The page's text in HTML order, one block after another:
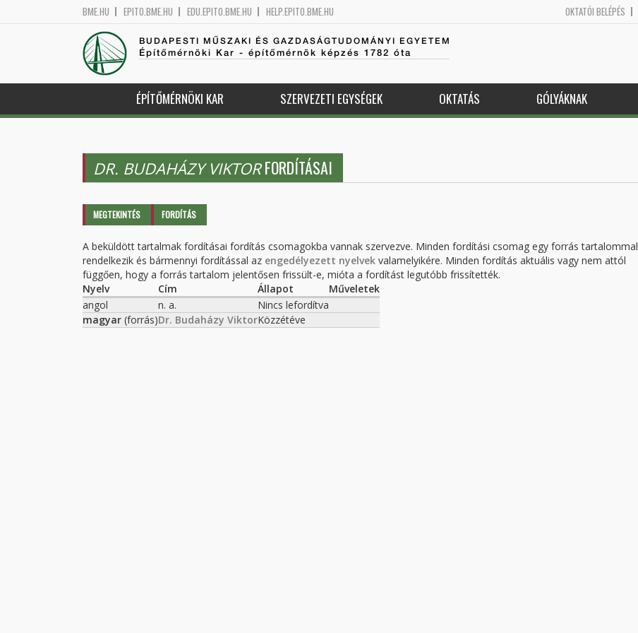
BME.HU EPITO.BME.HU EDU.EPITO.BME.HU HELP.EPITO.BME.HU OKTATÓI BELÉPÉS
BUDAPESTI MŰSZAKI ÉS GAZDASÁGTUDOMÁNYI EGYETEM
Építőmérnöki Kar - építőmérnök képzés 1782 óta
ÉPÍTŐMÉRNÖKI KAR SZERVEZETI EGYSÉGEK OKTATÁS GÓLYÁKNAK
DR. BUDAHÁZY VIKTORFORDÍTÁSAI
Elsődleges fülek
MEGTEKINTÉS FORDÍTÁS
A beküldött tartalmak fordításai fordítás csomagokba vannak szervezve. Minden fordítási csomag egy forrás tartalommal
rendelkezik és bármennyi fordítással az engedélyezett nyelvek valamelyikére. Minden fordítás aktuális vagy nem attól
függően, hogy a forrás tartalom jelentősen frissült-e, mióta a fordítást legutóbb frissítették.
Nyelv
Cím Állapot
Műveletek
angol
n. a.
Nincs lefordítva
magyar (forrás)Dr. Budaházy ViktorKözzétéve